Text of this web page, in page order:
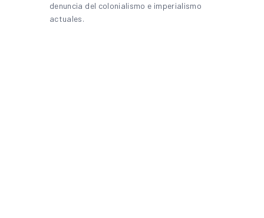
denuncia del colonialismo e imperialismo
actuales.